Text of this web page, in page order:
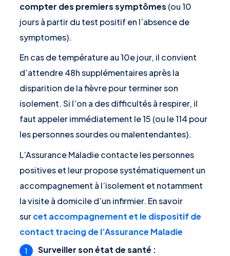
compter des premiers symptômes (ou 10
jours à partir du test positif en l’absence de
symptomes).
En cas de température au 10e jour, il convient
d’attendre 48h supplémentaires après la
disparition de la fièvre pour terminer son
isolement. Si l’on a des difficultés à respirer, il
faut appeler immédiatement le 15 (ou le 114 pour
les personnes sourdes ou malentendantes).
L’Assurance Maladie contacte les personnes
positives et leur propose systématiquement un
accompagnement à l’isolement et notamment
la visite à domicile d’un infirmier. En savoir
surcet accompagnement et le dispositif de
contact tracing de l’Assurance Maladie
Surveiller son état de santé :